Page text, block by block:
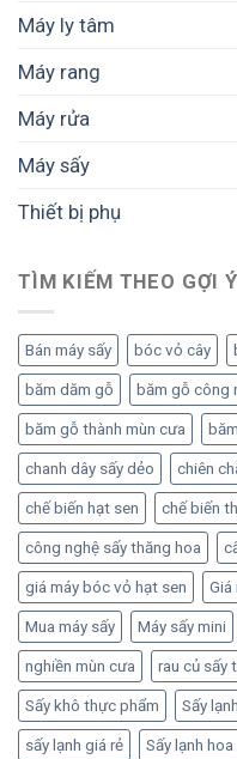
Máy ly tâm
Máy rang
Máy rửa
Máy sấy
Thiết bị phụ
TÌM KIẾM THEO GỢI Ý
Bán máy sấy bóc vỏ cây
băm dăm gỗ băm gỗ công
băm gỗ thành mùn cưa
chanh dây sấy dẻo chiên
chế biến hạt sen chế biến
công nghệ sấy thăng hoa
giá máy bóc vỏ hạt sen Giá
Mua máy sấy Máy sấy mini
nghiền mùn cưa rau củ sấy
Sấy khô thực phẩm Sấy lạnh
sấy lạnh giá rẻ Sấy lạnh